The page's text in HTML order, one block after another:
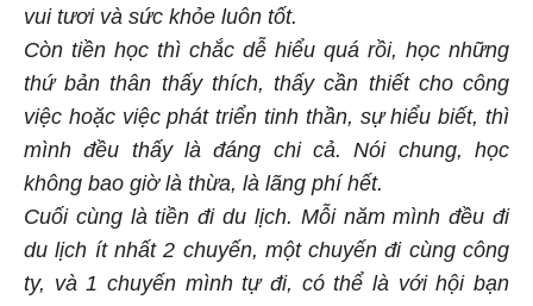
vui tươi và sức khỏe luôn tốt.
Còn tiền học thì chắc dễ hiểu quá rồi, học những
thứ bản thân thấy thích, thấy cần thiết cho công
việc hoặc việc phát triển tinh thần, sự hiểu biết, thì
mình đều thấy là đáng chi cả. Nói chung, học
không bao giờ là thừa, là lãng phí hết.
Cuối cùng là tiền đi du lịch. Mỗi năm mình đều đi
du lịch ít nhất 2 chuyến, một chuyến đi cùng công
ty, và 1 chuyến mình tự đi, có thể là với hội bạn